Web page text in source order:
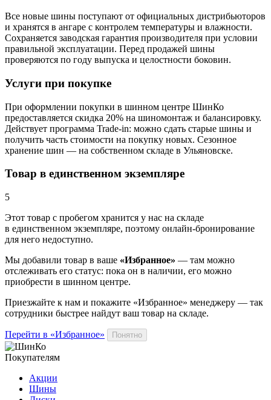
Все новые шины поступают от официальных дистрибьюторов
и хранятся в ангаре с контролем температуры и влажности.
Сохраняется заводская гарантия производителя при условии
правильной эксплуатации. Перед продажей шины
проверяются по году выпуска и целостности боковин.
Услуги при покупке
При оформлении покупки в шинном центре ШинКо
предоставляется скидка 20% на шиномонтаж и балансировку.
Действует программа Trade-in: можно сдать старые шины и
получить часть стоимости на покупку новых. Сезонное
хранение шин — на собственном складе в Ульяновске.
Товар в единственном экземпляре
5
Этот товар с пробегом хранится у нас на складе
в единственном экземпляре, поэтому онлайн-бронирование
для него недоступно.
Мы добавили товар в ваше «Избранное» — там можно
отслеживать его статус: пока он в наличии, его можно
приобрести в шинном центре.
Приезжайте к нам и покажите «Избранное» менеджеру — так
сотрудники быстрее найдут ваш товар на складе.
Перейти в «Избранное» Понятно
Покупателям
Акции
Шины